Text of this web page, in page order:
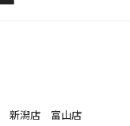
新潟店
富山店